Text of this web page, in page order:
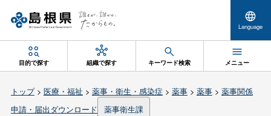
Language
目的で探す 組織で探す キーワード検索 メニュー
トップ> 医療・福祉 > 薬事・衛生・感染症 > 薬事> 薬事> 薬事関係
申請・届出ダウンロード
薬事衛生課